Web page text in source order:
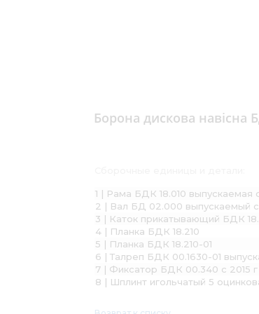
Борона дискова навісна
1 | Рама БДК 18.010 выпускаемая
2 | Вал БД 02.000 выпускаемый с
3 | Каток прикатывающий БДК
4 | Планка БДК 18.210
5 | Планка БДК 18.210-01
6 | Талреп БДК 00.1630-01
7 | Фиксатор БДК 00.340 с 2015 г
8 | Шплинт игольчатый 5